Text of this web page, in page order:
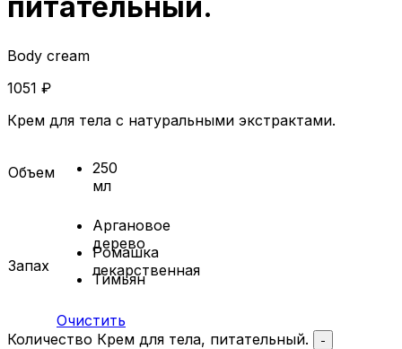
питательный.
Body cream
1051 ₽
Крем для тела с натуральными экстрактами.
Объем
250
мл
Запах
Аргановое
дерево
Ромашка
лекарственная
Тимьян
Очистить
Количество Крем для тела, питательный.
-